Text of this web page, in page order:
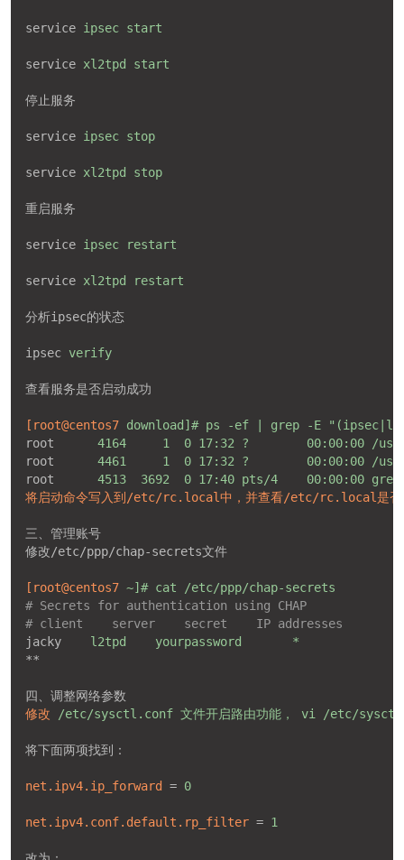
service ipsec start
service xl2tpd start
停止服务
service ipsec stop
service xl2tpd stop
重启服务
service ipsec restart
service xl2tpd restart
分析ipsec的状态
ipsec verify
查看服务是否启动成功
[root@centos7 download]# ps -ef | grep -E
root
4164     1  0 17:32 ?        00:00:00 /
root
4461     1  0 17:32 ?        00:00:00 /
root
4513  3692  0 17:40 pts/4    00:00:00
将启动命令写入到/etc/rc.local中，并查看/etc/rc.local是否为
三、管理账号
修改/etc/ppp/chap-secrets文件
[root@centos7 ~]# cat /etc/ppp/chap-secrets
# Secrets for authentication using CHAP
# client    server    secret    IP addresses
jacky
l2tpd    yourpassword       *
**
四、调整网络参数
修改
/etc/sysctl.conf 文件开启路由功能， vi /etc/
将下面两项找到：
net.ipv4.ip_forward = 0
net.ipv4.conf.default.rp_filter = 1